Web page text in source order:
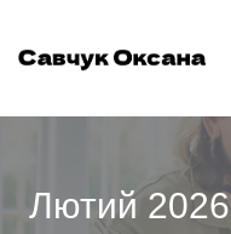
Лютий